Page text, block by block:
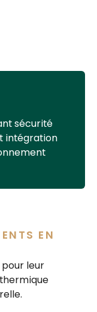
sécurité
intégration
EN
leur